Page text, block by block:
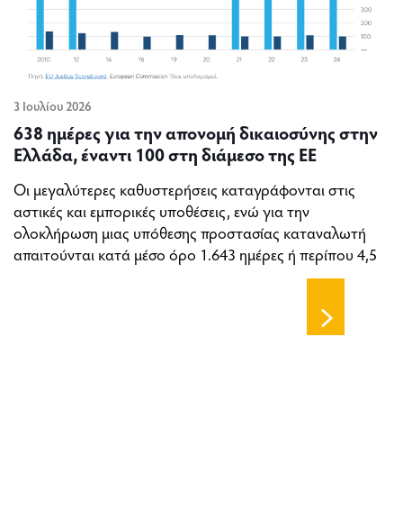
3 Ιουλίου 2026
638 ημέρες για την απονομή δικαιοσύνης στην
Ελλάδα, έναντι 100 στη διάμεσο της ΕΕ
Οι μεγαλύτερες καθυστερήσεις καταγράφονται στις
αστικές και εμπορικές υποθέσεις, ενώ για την
ολοκλήρωση μιας υπόθεσης προστασίας καταναλωτή
απαιτούνται κατά μέσο όρο 1.643 ημέρες ή περίπου 4,5